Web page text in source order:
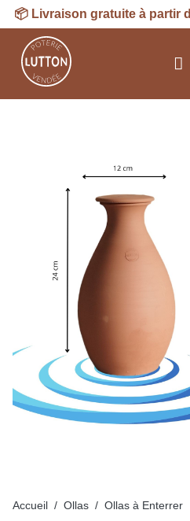
📦 Livraison gratuite à partir
Accueil Ollas Ollas à Enterrer